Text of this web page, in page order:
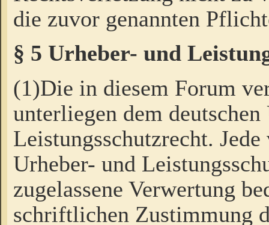
die zuvor genannten
§ 5 Urheber- und
(1)Die in diesem Forum
unterliegen dem
Leistungsschutzrecht.
Urheber- und
zugelassene Verwertung
schriftlichen Zustimmung